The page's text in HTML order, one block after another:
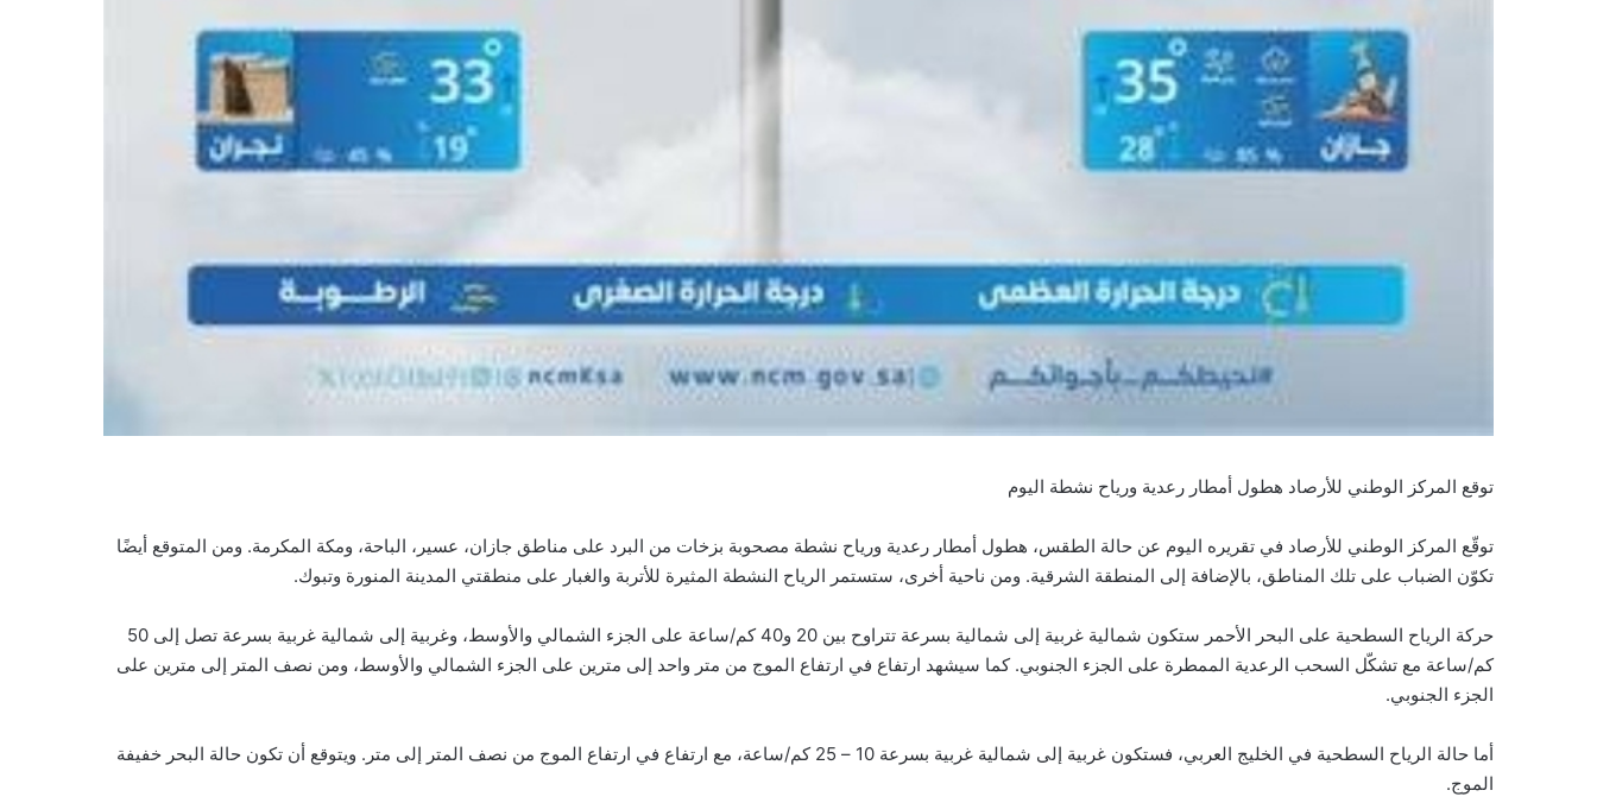
توقع المركز الوطني للأرصاد هطول أمطار رعدية ورياح نشطة اليوم
توقّع المركز الوطني للأرصاد في تقريره اليوم عن حالة الطقس، هطول أمطار رعدية ورياح نشطة مصحوبة بزخات من البرد على مناطق جازان، عسير، الباحة، ومكة المكرمة. ومن المتوقع أيضًا
تكوّن الضباب على تلك المناطق، بالإضافة إلى المنطقة الشرقية. ومن ناحية أخرى، ستستمر الرياح النشطة المثيرة للأتربة والغبار على منطقتي المدينة المنورة وتبوك.
حركة الرياح السطحية على البحر الأحمر ستكون شمالية غربية إلى شمالية بسرعة تتراوح بين 20 و40 كم/ساعة على الجزء الشمالي والأوسط، وغربية إلى شمالية غربية بسرعة تصل إلى 50
كم/ساعة مع تشكّل السحب الرعدية الممطرة على الجزء الجنوبي. كما سيشهد ارتفاع في ارتفاع الموج من متر واحد إلى مترين على الجزء الشمالي والأوسط، ومن نصف المتر إلى مترين على
الجزء الجنوبي.
أما حالة الرياح السطحية في الخليج العربي، فستكون غربية إلى شمالية غربية بسرعة 10 – 25 كم/ساعة، مع ارتفاع في ارتفاع الموج من نصف المتر إلى متر. ويتوقع أن تكون حالة البحر خفيفة
الموج.